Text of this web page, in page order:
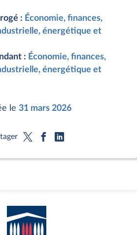
: Économie, finances,
énergétique et
: Économie, finances,
énergétique et
le 31 mars 2026